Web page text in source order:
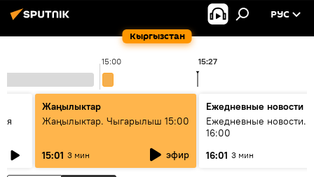
Кыргызстан
РУС
15:00 15:27
Жаңылыктар
Жаңылыктар. Чыгарылыш 15:00
15:01 3 мин эфир
Ежедневные новости
Ежедневные новости.
16:00
16:01 3 мин